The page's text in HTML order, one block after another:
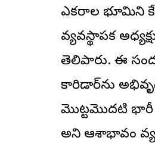
ఎకరాల భూమిని
వ్యవస్థాపక
తెలిపారు. ఈ
కారిడార్‌ను
మొట్టమొదటి భారీ
అని ఆశాభావం